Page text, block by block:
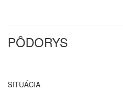
PÔDORYS
SITUÁCIA